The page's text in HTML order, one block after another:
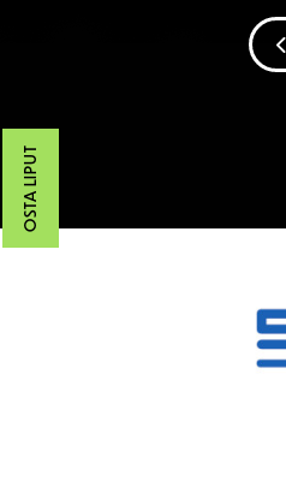
SPONSORIT
OSTA LIPUT